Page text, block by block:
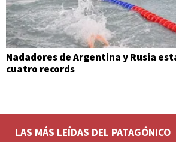
Nadadores de Argentina y Rusia
cuatro records
LAS MÁS LEÍDAS DEL PATAGÓNICO